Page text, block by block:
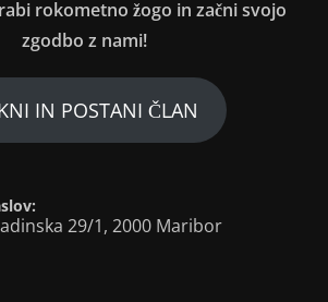
rokometno žogo in začni svojo
zgodbo z nami!
IN POSTANI ČLAN
29/1, 2000 Maribor